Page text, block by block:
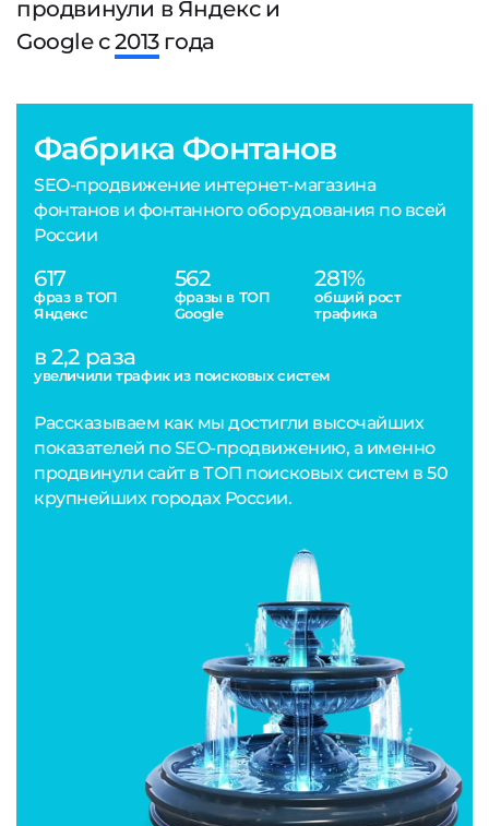
продвинули в Яндекс и
Google с2013года
Фабрика Фонтанов
SEO-продвижение интернет-магазина
фонтанов и фонтанного оборудования по всей
России
617
фраз в ТОП
Яндекс
562
фразы в ТОП
Google
281%
общий рост
трафика
в 2,2 раза
увеличили трафик из поисковых систем
Рассказываем как мы достигли высочайших
показателей по SEO-продвижению, а именно
продвинули сайт в ТОП поисковых систем в 50
крупнейших городах России.